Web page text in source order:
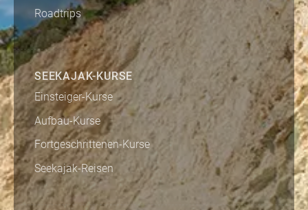
Roadtrips
SEEKAJAK-KURSE
Einsteiger-Kurse
Aufbau-Kurse
Fortgeschrittenen-Kurse
Seekajak-Reisen